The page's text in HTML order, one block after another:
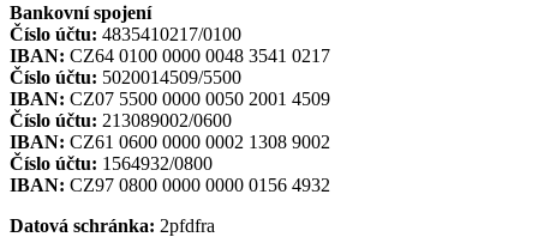
Bankovní spojení
Číslo účtu: 4835410217/0100
IBAN: CZ64 0100 0000 0048 3541 0217
Číslo účtu: 5020014509/5500
IBAN: CZ07 5500 0000 0050 2001 4509
Číslo účtu: 213089002/0600
IBAN: CZ61 0600 0000 0002 1308 9002
Číslo účtu: 1564932/0800
IBAN: CZ97 0800 0000 0000 0156 4932
Datová schránka: 2pfdfra